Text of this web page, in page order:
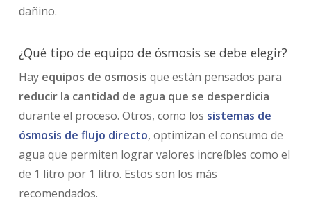
dañino.
¿Qué tipo de equipo de ósmosis se debe elegir?
Hay equipos de osmosis que están pensados para
reducir la cantidad de agua que se desperdicia
durante el proceso. Otros, como los sistemas de
ósmosis de flujo directo, optimizan el consumo de
agua que permiten lograr valores increíbles como el
de 1 litro por 1 litro. Estos son los más
recomendados.